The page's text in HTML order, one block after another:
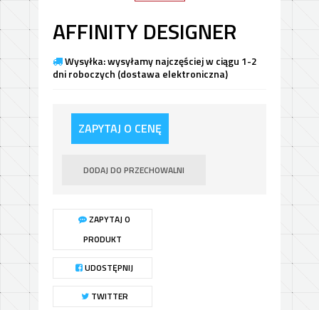
AFFINITY DESIGNER
Wysyłka: wysyłamy najczęściej w ciągu 1-2
dni roboczych (dostawa elektroniczna)
ZAPYTAJ O CENĘ
DODAJ DO PRZECHOWALNI
ZAPYTAJ O
PRODUKT
UDOSTĘPNIJ
TWITTER